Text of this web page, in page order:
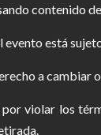
contenido
evento está
a cambiar
violar los